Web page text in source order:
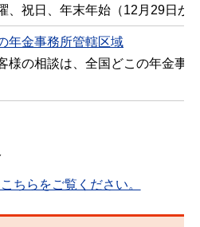
、祝日、年末年始（12月29日か
年金事務所管轄区域
様の相談は、全国どこの年金事
ちらをご覧ください。